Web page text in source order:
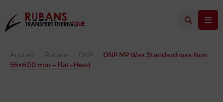
Accueil Rubans DNP
DNP MP Wax Standard wax Noir
55×600 mm – Flat-Head